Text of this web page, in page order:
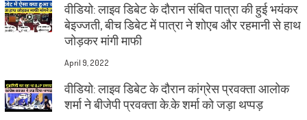
वीडियो: लाइव डिबेट के दौरान संबित पात्रा की हुई भयंकर
बेइज्जती, बीच डिबेट में पात्रा ने शोएब और रहमानी से हाथ
जोड़कर मांगी माफी
April 9, 2022
वीडियो: लाइव डिबेट के दौरान कांग्रेस प्रवक्ता आलोक
शर्मा ने बीजेपी प्रवक्ता के.के शर्मा को जड़ा थप्पड़